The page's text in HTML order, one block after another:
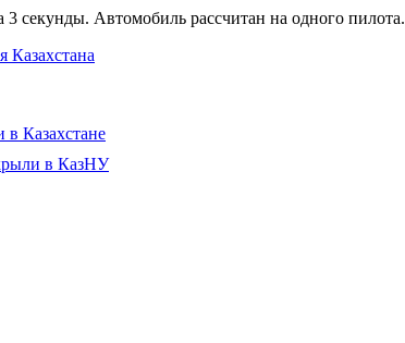
3 секунды. Автомобиль рассчитан на одного пилота.
Казахстане
в КазНУ